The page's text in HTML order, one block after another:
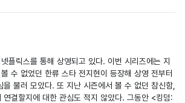
플릭스를 통해 상영되고 있다. 이번 시리즈에는 지
수 없었던 한류 스타 전지현이 등장해 상영 전부터
을 불러 모았다. 또 지난 시즌에서 볼 수 없던 참신함,
연결할지에 대한 관심도 적지 않았다. 그동안 <킹덤: